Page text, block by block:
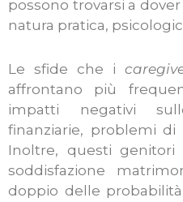
possono trovarsi a
natura pratica,
Le sfide che i
affrontano più
impatti negativi
finanziarie, problemi
Inoltre, questi genitori
soddisfazione
doppio delle